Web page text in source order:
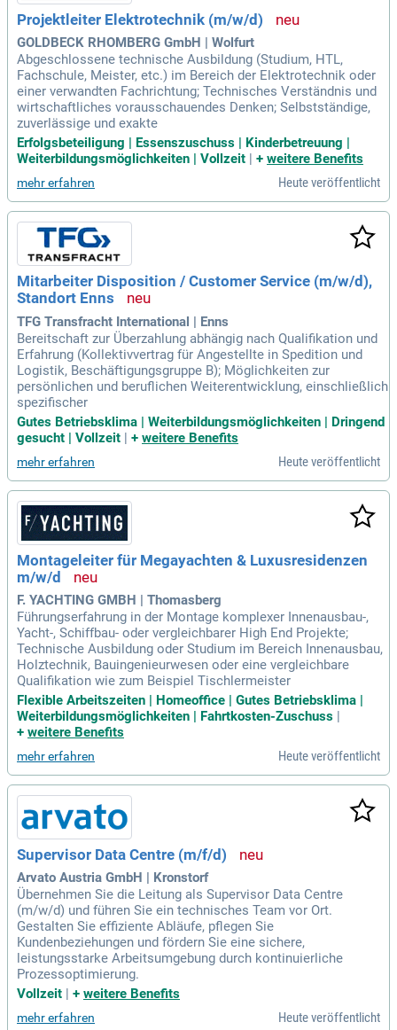
Projektleiter Elektrotechnik (m/w/d)
GOLDBECK RHOMBERG GmbH | Wolfurt
Abgeschlossene technische Ausbildung (Studium, HTL,
Fachschule, Meister, etc.) im Bereich der Elektrotechnik oder
einer verwandten Fachrichtung; Technisches Verständnis und
wirtschaftliches vorausschauendes Denken; Selbstständige,
zuverlässige und exakte
Erfolgsbeteiligung | Essenszuschuss | Kinderbetreuung |
Weiterbildungsmöglichkeiten | Vollzeit
+ weitere Benefits
mehr erfahren Heute veröffentlicht
Mitarbeiter Disposition / Customer Service (m/w/d),
Standort Enns
TFG Transfracht International | Enns
Bereitschaft zur Überzahlung abhängig nach Qualifikation und
Erfahrung (Kollektivvertrag für Angestellte in Spedition und
Logistik, Beschäftigungsgruppe B); Möglichkeiten zur
persönlichen und beruflichen Weiterentwicklung, einschließlich
spezifischer
Gutes Betriebsklima | Weiterbildungsmöglichkeiten | Dringend
gesucht | Vollzeit | + weitere Benefits
mehr erfahren Heute veröffentlicht
Montageleiter für Megayachten & Luxusresidenzen
m/w/d
F. YACHTING GMBH | Thomasberg
Führungserfahrung in der Montage komplexer Innenausbau-,
Yacht-, Schiffbau- oder vergleichbarer High End Projekte;
Technische Ausbildung oder Studium im Bereich Innenausbau,
Holztechnik, Bauingenieurwesen oder eine vergleichbare
Qualifikation wie zum Beispiel Tischlermeister
Flexible Arbeitszeiten | Homeoffice | Gutes Betriebsklima |
Weiterbildungsmöglichkeiten | Fahrtkosten-Zuschuss |
+ weitere Benefits
mehr erfahren Heute veröffentlicht
Supervisor Data Centre (m/f/d)
Arvato Austria GmbH | Kronstorf
Übernehmen Sie die Leitung als Supervisor Data Centre
(m/w/d) und führen Sie ein technisches Team vor Ort.
Gestalten Sie effiziente Abläufe, pflegen Sie
Kundenbeziehungen und fördern Sie eine sichere,
leistungsstarke Arbeitsumgebung durch kontinuierliche
Prozessoptimierung.
Vollzeit
+ weitere Benefits
mehr erfahren Heute veröffentlicht